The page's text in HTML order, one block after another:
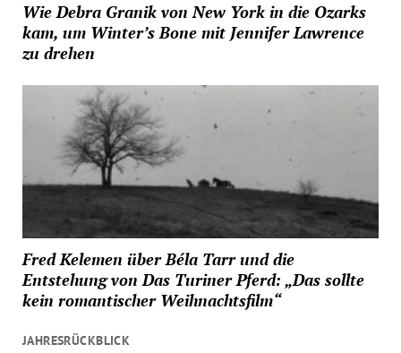
Wie Debra Granik von New York in die Ozarks
kam, um Winter’s Bone mit Jennifer Lawrence
zu drehen
Fred Kelemen über Béla Tarr und die
Entstehung von Das Turiner Pferd: „Das sollte
kein romantischer Weihnachtsfilm“
JAHRESRÜCKBLICK